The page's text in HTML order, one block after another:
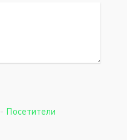
- Посетители